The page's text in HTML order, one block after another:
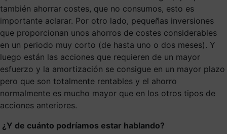
también ahorrar costes, que no consumos, esto es
importante aclarar. Por otro lado, pequeñas inversiones
que proporcionan unos ahorros de costes considerables
en un periodo muy corto (de hasta uno o dos meses). Y
luego están las acciones que requieren de un mayor
esfuerzo y la amortización se consigue en un mayor plazo
pero que son totalmente rentables y el ahorro
normalmente es mucho mayor que en los otros tipos de
acciones anteriores.
¿Y de cuánto podríamos estar hablando?